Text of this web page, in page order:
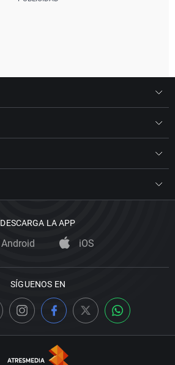
DESCARGA LA APP
Android iOS
SÍGUENOS EN